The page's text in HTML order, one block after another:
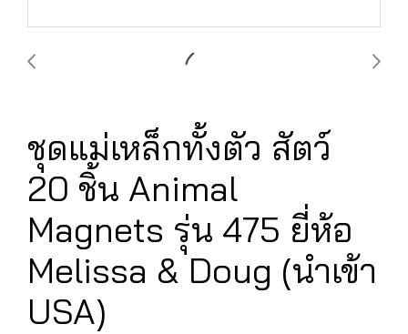
ชุดแม่เหล็กทั้งตัว สัตว์
20 ชิ้น Animal
Magnets รุ่น 475 ยี่ห้อ
Melissa & Doug (นำเข้า
USA)